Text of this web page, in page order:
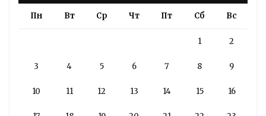
Пн Вт Ср Чт Пт Сб Вс
1 2
3 4 5 6 7 8 9
10 11 12 13 14 15 16